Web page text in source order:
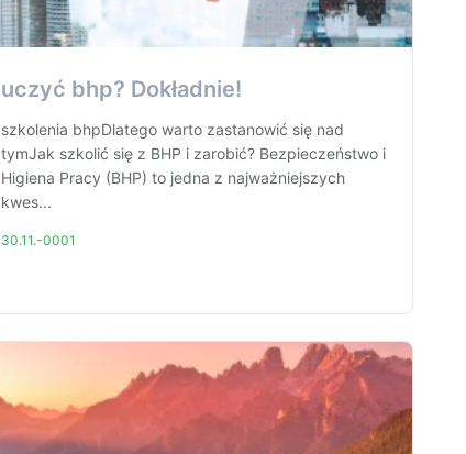
uczyć bhp? Dokładnie!
szkolenia bhpDlatego warto zastanowić się nad
tymJak szkolić się z BHP i zarobić? Bezpieczeństwo i
Higiena Pracy (BHP) to jedna z najważniejszych
kwes...
30.11.-0001